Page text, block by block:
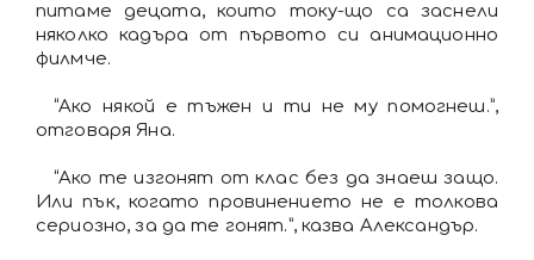
питаме децата, които току-що са заснели
няколко кадъра от първото си анимационно
филмче.
“Ако някой е тъжен и ти не му помогнеш.”,
отговаря Яна.
“Ако те изгонят от клас без да знаеш защо.
Или пък, когато провинението не е толкова
сериозно, за да те гонят.”, казва Александър.